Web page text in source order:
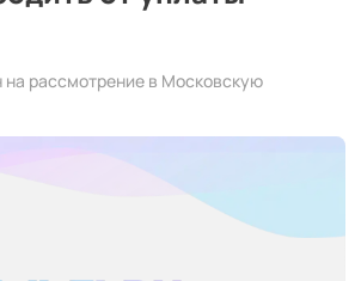
на рассмотрение в Московскую